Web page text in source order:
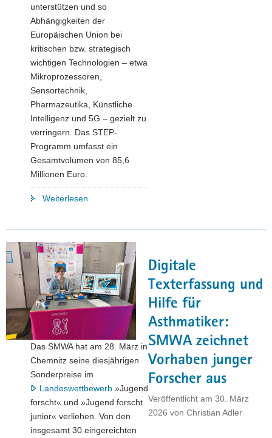
unterstützen und so
Abhängigkeiten der
Europäischen Union bei
kritischen bzw. strategisch
wichtigen Technologien – etwa
Mikroprozessoren,
Sensortechnik,
Pharmazeutika, Künstliche
Intelligenz und 5G – gezielt zu
verringern. Das STEP-
Programm umfasst ein
Gesamtvolumen von 85,6
Millionen Euro.
Weiterlesen
Freistaat
fördert
Forschungs-
und
Entwicklungsprojekte
im
kritischer
Technologien"
Digitale
Texterfassung und
Hilfe für
Asthmatiker:
SMWA zeichnet
Vorhaben junger
Forscher aus
Veröffentlicht am 30. März
2026 von Christian Adler
Das SMWA hat am 28. März in
Chemnitz seine diesjährigen
Sonderpreise im
Landeswettbewerb »Jugend
forscht« und »Jugend forscht
junior« verliehen. Von den
insgesamt 30 eingereichten